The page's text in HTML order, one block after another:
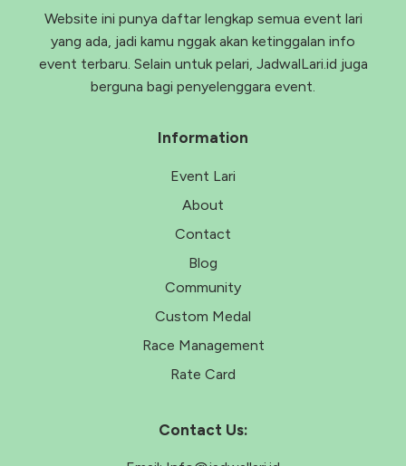
Website ini punya daftar lengkap semua event lari
yang ada, jadi kamu nggak akan ketinggalan info
event terbaru. Selain untuk pelari, JadwalLari.id juga
berguna bagi penyelenggara event.
Information
Event Lari
About
Contact
Blog
Community
Custom Medal
Race Management
Rate Card
Contact Us: